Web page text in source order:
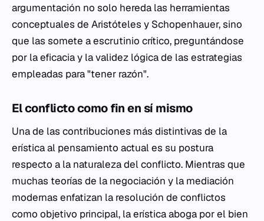
argumentación no solo hereda las herramientas
conceptuales de Aristóteles y Schopenhauer, sino
que las somete a escrutinio crítico, preguntándose
por la eficacia y la validez lógica de las estrategias
empleadas para "tener razón".
El conflicto como fin en sí mismo
Una de las contribuciones más distintivas de la
erística al pensamiento actual es su postura
respecto a la naturaleza del conflicto. Mientras que
muchas teorías de la negociación y la mediación
modernas enfatizan la resolución de conflictos
como objetivo principal, la erística aboga por el bien